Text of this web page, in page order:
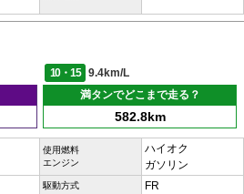
10・15
9.4km/L
満タンでどこまで走る？
582.8km
使用燃料
エンジン
ハイオク
ガソリン
駆動方式 FR